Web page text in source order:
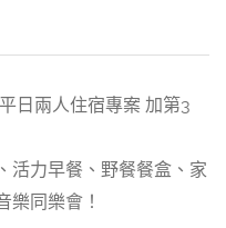
日兩人住宿專案 加第3
活力早餐、野餐餐盒、家
樂同樂會！